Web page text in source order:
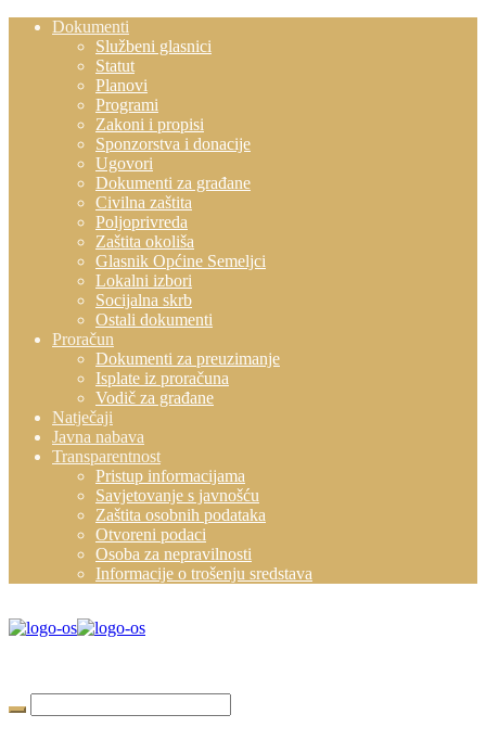
Dokumenti
Službeni glasnici
Statut
Planovi
Programi
Zakoni i propisi
Sponzorstva i donacije
Ugovori
Dokumenti za građane
Civilna zaštita
Poljoprivreda
Zaštita okoliša
Glasnik Općine Semeljci
Lokalni izbori
Socijalna skrb
Ostali dokumenti
Proračun
Dokumenti za preuzimanje
Isplate iz proračuna
Vodič za građane
Natječaji
Javna nabava
Transparentnost
Pristup informacijama
Savjetovanje s javnošću
Zaštita osobnih podataka
Otvoreni podaci
Osoba za nepravilnosti
Informacije o trošenju sredstava